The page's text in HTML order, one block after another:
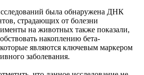
была обнаружена ДНК
страдающих от болезни
на животных также показали,
накоплению бета-
являются ключевым маркером
заболевания.